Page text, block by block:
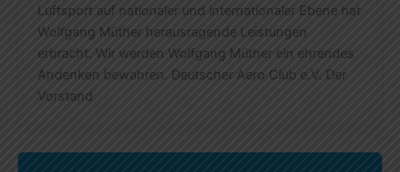
Luftsport auf nationaler und internationaler Ebene hat
Wolfgang Müther herausragende Leistungen
erbracht. Wir werden Wolfgang Müther ein ehrendes
Andenken bewahren. Deutscher Aero Club e.V. Der
Vorstand